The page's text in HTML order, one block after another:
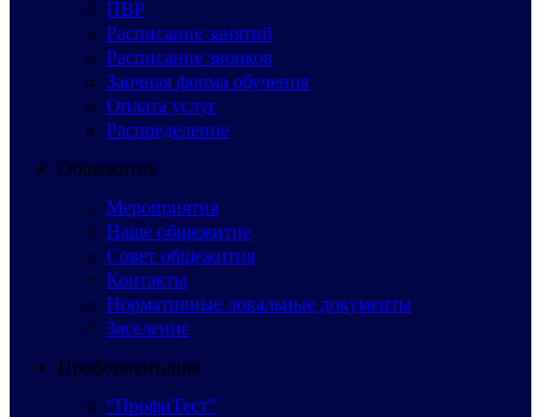
ПВР
Расписание занятий
Расписание звонков
Заочная форма обучения
Оплата услуг
Распределение
Общежитие
Мероприятия
Наше общежитие
Совет общежития
Контакты
Нормативные локальные документы
Заселение
Профориентация
“ПрофиТест”